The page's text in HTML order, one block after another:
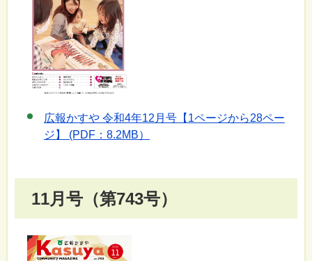
広報かすや 令和4年12月号【1ページから28ペー
ジ】 (PDF：8.2MB）
11月号（第743号）